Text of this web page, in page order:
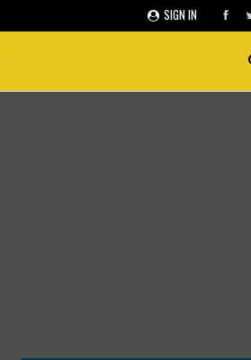
SIGN IN